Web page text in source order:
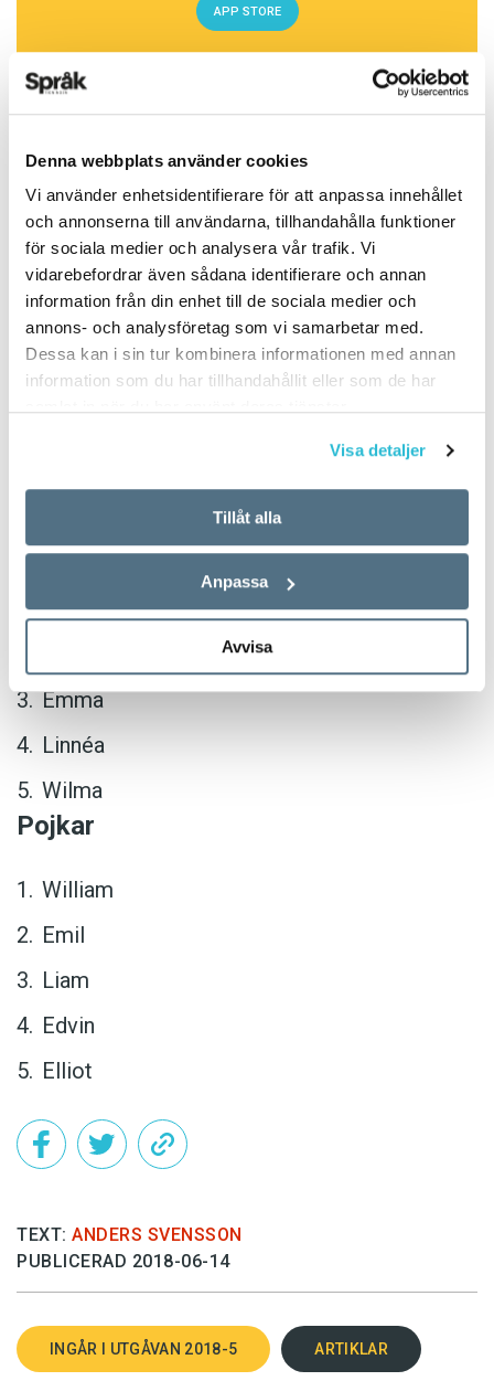
Denna webbplats använder cookies
Vi använder enhetsidentifierare för att anpassa innehållet
och annonserna till användarna, tillhandahålla funktioner
för sociala medier och analysera vår trafik. Vi
vidarebefordrar även sådana identifierare och annan
information från din enhet till de sociala medier och
annons- och analysföretag som vi samarbetar med.
Dessa kan i sin tur kombinera informationen med annan
information som du har tillhandahållit eller som de har
Visa detaljer
Tillåt alla
Anpassa
Avvisa
alltid har varit, skapar den trygghet och
igenkänning som hon och många andra trivs
med i kyrkan.
för europeiska unga kopter som Sverige ska
vara värd för nästa år. Att hon som 25-åring
fortsätter att engagera sig i kyrkan tror hon
beror på att hon har varit med sedan hon var
liten:
– Jag är uppvuxen i kyrkan. Koptiskan, det rika
arvet, får en att känna sig hemma och det föder
en vilja att föra det vidare till nästa generation.
APP STORE
ARTIKLAR OKATEGORISERADE
5 vanligaste
svenskspråkiga första
förnamnen för nyfödda
i Finland 2017
Flickor
Ellen
Emma
Linnéa
Wilma
Pojkar
William
Emil
Liam
Edvin
Elliot
TEXT: ANDERS SVENSSON
PUBLICERAD 2018-06-14
INGÅR I UTGÅVAN 2018-5 ARTIKLAR